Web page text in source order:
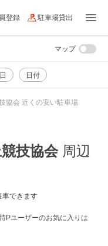
登録 駐車場貸出
日付
マップ
協会 近くの安い駐車場
技協会周辺
車できます
Pユーザーのお気に入りは